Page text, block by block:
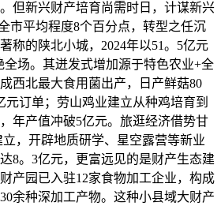
但新兴财产培育尚需时日，计谋新兴
市平均程度8个百分点，转型之任沉
称的陕北小城，2024年以51。5亿元
全场。其迸发式增加源于特色农业+全
西北最大食用菌出产，日产鲜菇80
元订单；劳山鸡业建立从种鸡培育到
年产值冲破5亿元。旅逛经济借势甘
，开辟地质研学、星空露营等新业
8。3亿元，更富远见的是财产生态建
产园已入驻12家食物加工企业，构成
余种深加工产物。这种小县域大财产